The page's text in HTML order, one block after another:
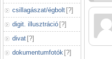
csillagászat/égbolt [?]
digit. illusztráció [?]
divat [?]
dokumentumfotók [?]